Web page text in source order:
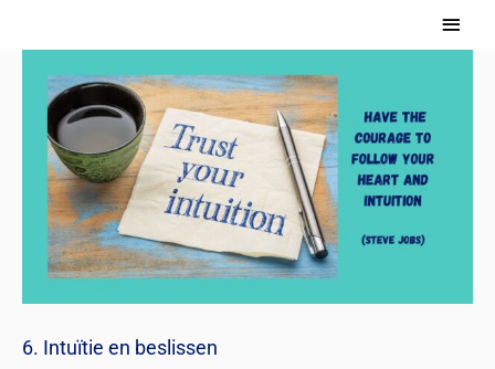
inhoud
6. Intuïtie en beslissen